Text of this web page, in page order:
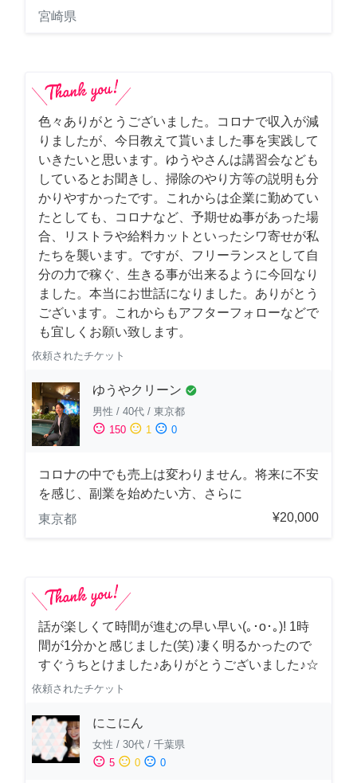
宮崎県
色々ありがとうございました。コロナで収入が減
りましたが、今日教えて貰いました事を実践して
いきたいと思います。ゆうやさんは講習会なども
しているとお聞きし、掃除のやり方等の説明も分
かりやすかったです。これからは企業に勤めてい
たとしても、コロナなど、予期せぬ事があった場
合、リストラや給料カットといったシワ寄せが私
たちを襲います。ですが、フリーランスとして自
分の力で稼ぐ、生きる事が出来るように今回なり
ました。本当にお世話になりました。ありがとう
ございます。これからもアフターフォローなどで
も宜しくお願い致します。
依頼されたチケット
ゆうやクリーン check_circle
男性 / 40代 / 東京都
sentiment_satisfied 150 sentiment_neutral 1 sentiment_dissatisfied 0
コロナの中でも売上は変わりません。将来に不安
を感じ、副業を始めたい方、さらに
東京都
¥20,000
話が楽しくて時間が進むの早い早い(｡･о･｡)! 1時
間が1分かと感じました(笑) 凄く明るかったので
すぐうちとけました♪ありがとうございました♪☆
依頼されたチケット
にこにん
女性 / 30代 / 千葉県
sentiment_satisfied 5 sentiment_neutral 0 sentiment_dissatisfied 0